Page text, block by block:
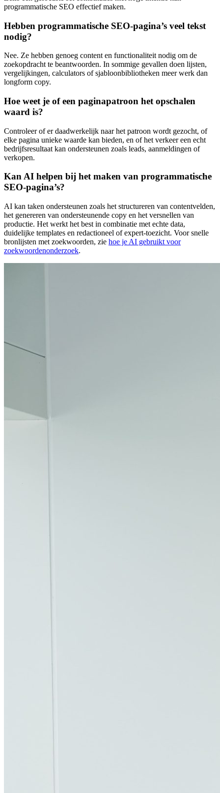
programmatische SEO effectief maken.
Hebben programmatische SEO-pagina’s veel tekst
nodig?
Nee. Ze hebben genoeg content en functionaliteit nodig om de
zoekopdracht te beantwoorden. In sommige gevallen doen lijsten,
vergelijkingen, calculators of sjabloonbibliotheken meer werk dan
longform copy.
Hoe weet je of een paginapatroon het opschalen
waard is?
Controleer of er daadwerkelijk naar het patroon wordt gezocht, of
elke pagina unieke waarde kan bieden, en of het verkeer een echt
bedrijfsresultaat kan ondersteunen zoals leads, aanmeldingen of
verkopen.
Kan AI helpen bij het maken van programmatische
SEO-pagina’s?
AI kan taken ondersteunen zoals het structureren van contentvelden,
het genereren van ondersteunende copy en het versnellen van
productie. Het werkt het best in combinatie met echte data,
duidelijke templates en redactioneel of expert-toezicht. Voor snelle
bronlijsten met zoekwoorden, zie hoe je AI gebruikt voor
zoekwoordenonderzoek.